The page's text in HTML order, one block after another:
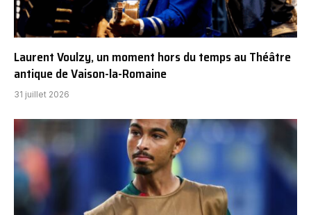
Laurent Voulzy, un moment hors du temps au Théâtre
antique de Vaison-la-Romaine
31 juillet 2026